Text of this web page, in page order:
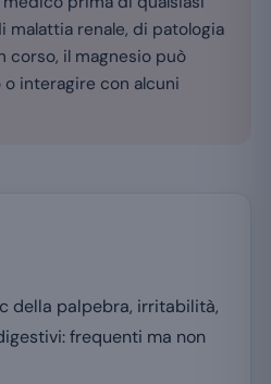
malattia renale, di patologia
corso, il magnesio può
interagire con alcuni
della palpebra, irritabilità,
frequenti ma non